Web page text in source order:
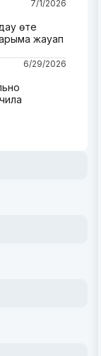
7/1/2026
өте
жауап
6/29/2026